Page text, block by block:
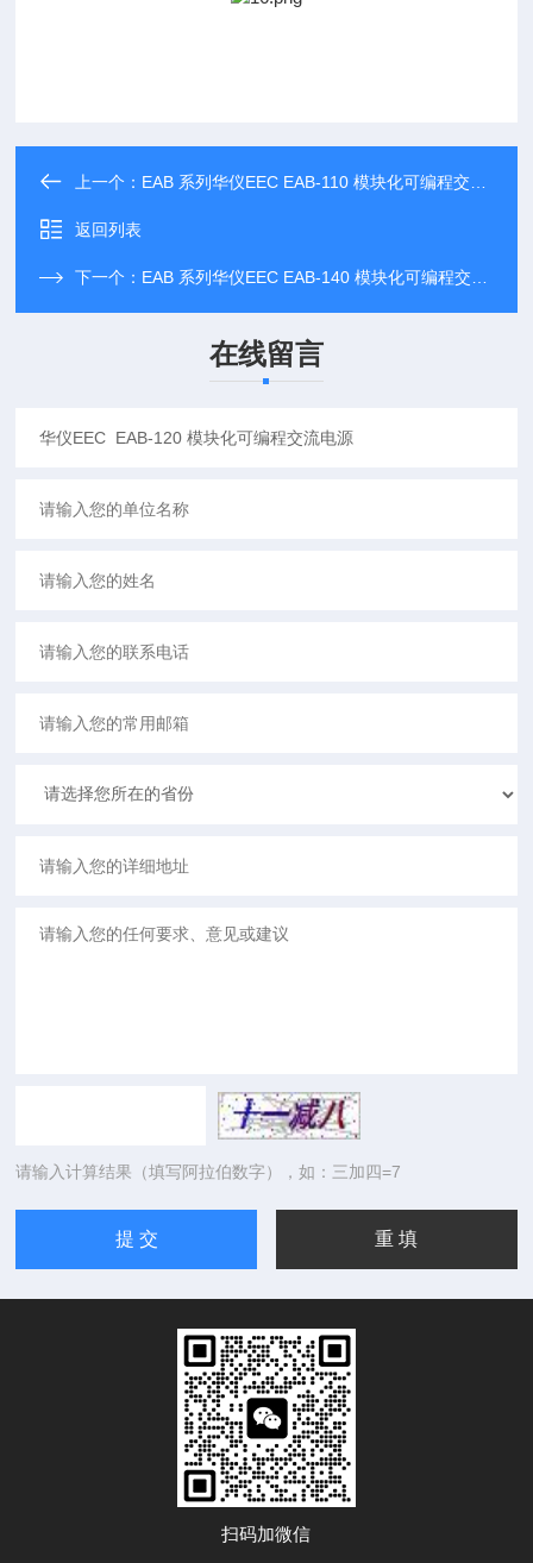
上一个： EAB 系列华仪EEC EAB-110 模块化可编程交流电源
返回列表
下一个： EAB 系列华仪EEC EAB-140 模块化可编程交流电源
在线留言
请输入计算结果（填写阿拉伯数字），如：三加四=7
扫码加微信